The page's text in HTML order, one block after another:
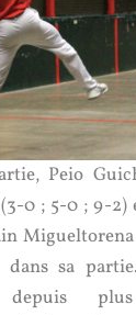
Peio
0 ; 5-0 ; 9-2)
sa
depuis